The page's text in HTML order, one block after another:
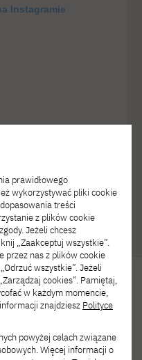
Instagramie
🐠 (@zofia_dzedzej)
prawidłowego
wykorzystywać pliki cookie
treści
z plików cookie
Jeżeli chcesz
„Zaakceptuj wszystkie”.
przez nas z plików cookie
wszystkie”. Jeżeli
cookies”. Pamiętaj,
w każdym momencie,
znajdziesz Polityce
powyżej celach związane
Więcej informacji o